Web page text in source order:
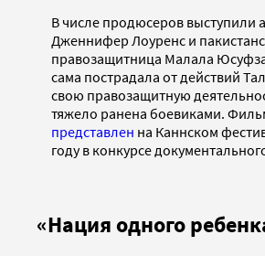
В числе продюсеров выступили
Дженнифер Лоуренс и
правозащитница Малала
сама пострадала от действий
свою правозащитную
тяжело ранена боевиками.
представлен на Каннском
году в конкурсе
«Нация одного